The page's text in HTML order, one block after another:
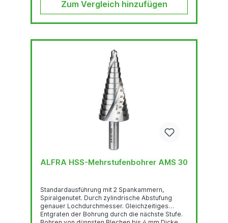
Zum Vergleich hinzufügen
ALFRA HSS-Mehrstufenbohrer AMS 30
Standardausführung mit 2 Spankammern,
Spiralgenutet. Durch zylindrische Abstufung
genauer Lochdurchmesser. Gleichzeitiges
Entgraten der Bohrung durch die nächste Stufe.